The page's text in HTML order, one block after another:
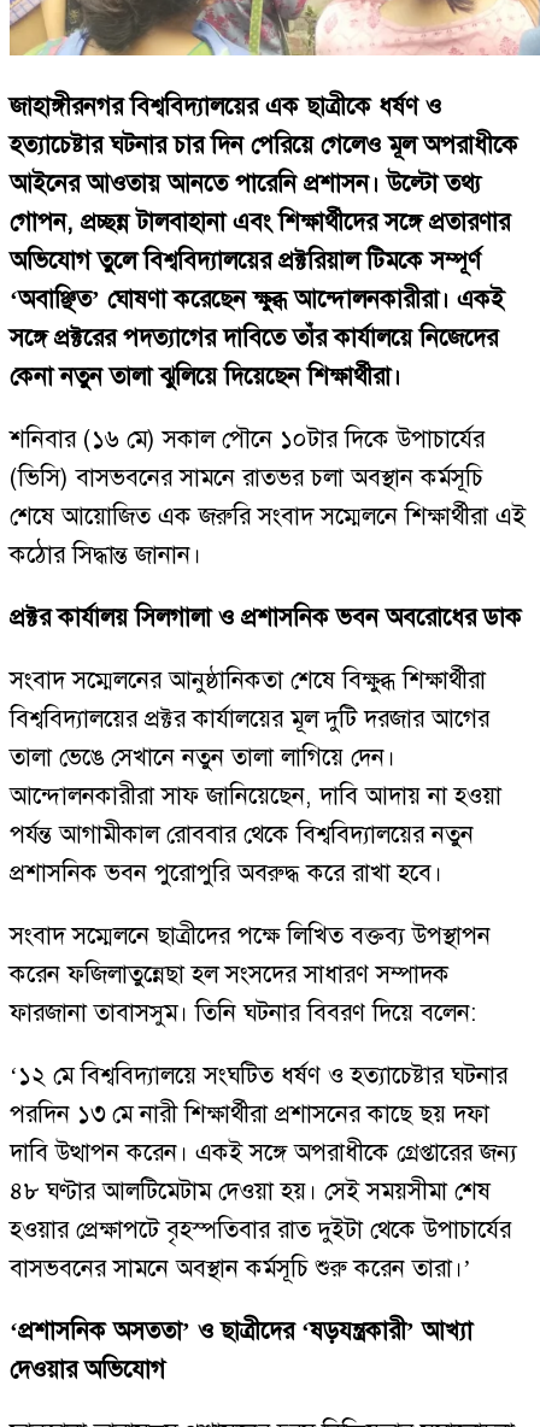
জাহাঙ্গীরনগর বিশ্ববিদ্যালয়ের এক ছাত্রীকে ধর্ষণ ও
হত্যাচেষ্টার ঘটনার চার দিন পেরিয়ে গেলেও মূল অপরাধীকে
আইনের আওতায় আনতে পারেনি প্রশাসন। উল্টো তথ্য
গোপন, প্রচ্ছন্ন টালবাহানা এবং শিক্ষার্থীদের সঙ্গে প্রতারণার
অভিযোগ তুলে বিশ্ববিদ্যালয়ের প্রক্টরিয়াল টিমকে সম্পূর্ণ
‘অবাঞ্ছিত’ ঘোষণা করেছেন ক্ষুব্ধ আন্দোলনকারীরা। একই
সঙ্গে প্রক্টরের পদত্যাগের দাবিতে তাঁর কার্যালয়ে নিজেদের
কেনা নতুন তালা ঝুলিয়ে দিয়েছেন শিক্ষার্থীরা।
শনিবার (১৬ মে) সকাল পৌনে ১০টার দিকে উপাচার্যের
(ভিসি) বাসভবনের সামনে রাতভর চলা অবস্থান কর্মসূচি
শেষে আয়োজিত এক জরুরি সংবাদ সম্মেলনে শিক্ষার্থীরা এই
কঠোর সিদ্ধান্ত জানান।
প্রক্টর কার্যালয় সিলগালা ও প্রশাসনিক ভবন অবরোধের ডাক
সংবাদ সম্মেলনের আনুষ্ঠানিকতা শেষে বিক্ষুব্ধ শিক্ষার্থীরা
বিশ্ববিদ্যালয়ের প্রক্টর কার্যালয়ের মূল দুটি দরজার আগের
তালা ভেঙে সেখানে নতুন তালা লাগিয়ে দেন।
আন্দোলনকারীরা সাফ জানিয়েছেন, দাবি আদায় না হওয়া
পর্যন্ত আগামীকাল রোববার থেকে বিশ্ববিদ্যালয়ের নতুন
প্রশাসনিক ভবন পুরোপুরি অবরুদ্ধ করে রাখা হবে।
সংবাদ সম্মেলনে ছাত্রীদের পক্ষে লিখিত বক্তব্য উপস্থাপন
করেন ফজিলাতুন্নেছা হল সংসদের সাধারণ সম্পাদক
ফারজানা তাবাসসুম। তিনি ঘটনার বিবরণ দিয়ে বলেন:
‘১২ মে বিশ্ববিদ্যালয়ে সংঘটিত ধর্ষণ ও হত্যাচেষ্টার ঘটনার
পরদিন ১৩ মে নারী শিক্ষার্থীরা প্রশাসনের কাছে ছয় দফা
দাবি উত্থাপন করেন। একই সঙ্গে অপরাধীকে গ্রেপ্তারের জন্য
৪৮ ঘণ্টার আলটিমেটাম দেওয়া হয়। সেই সময়সীমা শেষ
হওয়ার প্রেক্ষাপটে বৃহস্পতিবার রাত দুইটা থেকে উপাচার্যের
বাসভবনের সামনে অবস্থান কর্মসূচি শুরু করেন তারা।’
‘প্রশাসনিক অসততা’ ও ছাত্রীদের ‘ষড়যন্ত্রকারী’ আখ্যা
দেওয়ার অভিযোগ